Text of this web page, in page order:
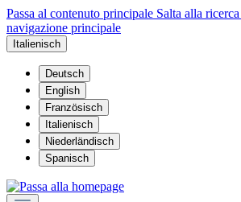
Passa al contenuto principale Salta alla ricerca
navigazione principale
Italienisch
Deutsch
English
Französisch
Italienisch
Niederländisch
Spanisch